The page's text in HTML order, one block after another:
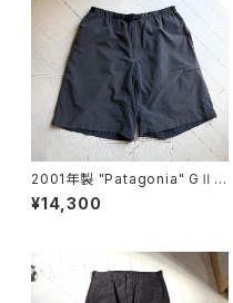
2001年製 "Patagonia" GⅡ s
horts
¥14,300